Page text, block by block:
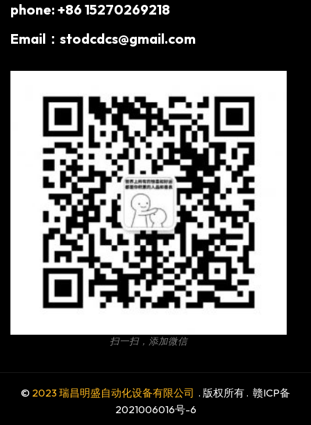
phone: +86 15270269218
Email：stodcdcs@gmail.com
扫一扫，添加微信
© 2023 瑞昌明盛自动化设备有限公司 . 版权所有 . 赣ICP备
2021006016号-6